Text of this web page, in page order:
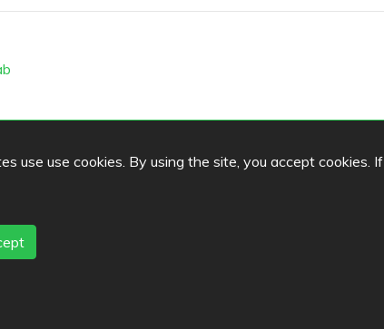
use use cookies. By using the site, you accept cookies.
Top Cities
Vantaa
Jyväskylä
Sprache